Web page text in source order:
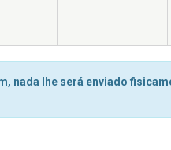
nada lhe será enviado